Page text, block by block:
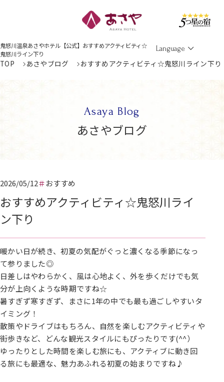
鬼怒川温泉あさやホテル【公式】おすすめアクティビティ☆
鬼怒川ライン下り
Language
TOP あさやブログ おすすめアクティビティ☆鬼怒川ライン下り
Asaya Blog
あさやブログ
2026/05/12 おすすめ
おすすめアクティビティ☆鬼怒川ライ
ン下り
暖かい日が続き、初夏の気配がぐっと濃くなる季節になっ
て参りました◎
日差しはやわらかく、風は心地よく、外を歩くだけでも気
分が上向くような時期ですね☆
暑すぎず寒すぎず、まさに1年の中でも最も過ごしやすいタ
イミング！
散策やドライブはもちろん、自然を楽しむアクティビティや
街歩きなど、どんな観光スタイルにもぴったりです(^^）
ゆったりとした時間を楽しむ旅にも、アクティブに動き回
る旅にも最適な、魅力あふれる初夏の始まりですね♪